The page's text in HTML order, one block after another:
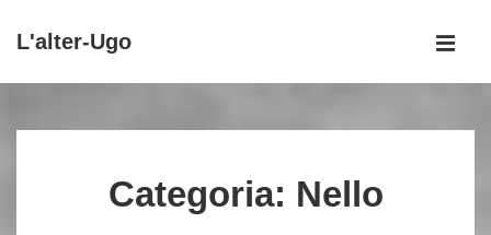
Vai
principale
L'alter-Ugo
principale
Categoria: Nello